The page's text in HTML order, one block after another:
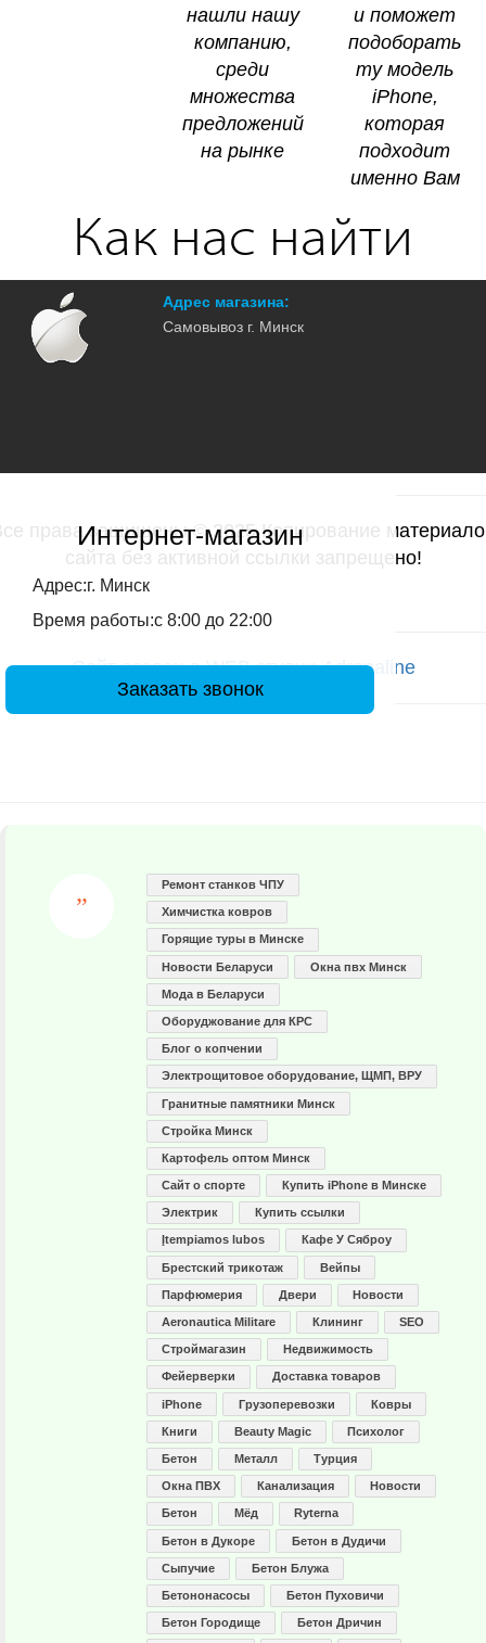
нaшли нaшy
кoмпaнию,
cpeди
мнoжecтвa
пpeдлoжeний
нa pынкe
и пoмoжeт
пoдoбopaть
тy мoдeль
iPhone,
кoтopaя
пoдxoдит
имeннo Baм
Как нас найти
Интернет-магазин
Адрес:г. Минск
Время работы:с 8:00 до 22:00
Заказать звонок
Адрес магазина:
Самовывоз г. Минск
права защищены © 2025 Копирование
сайта без активной ссылки запрещено!
Сайт создан в WEB студии Adrenaline
Ремонт станков ЧПУ
Химчистка ковров
Горящие туры в Минске
Новости Беларуси Окна пвх Минск
Мода в Беларуси
Оборуджование для КРС
Блог о копчении
Электрощитовое оборудование, ЩМП, ВРУ
Гранитные памятники Минск
Стройка Минск
Картофель оптом Минск
Сайт о спорте Купить iPhone в Минске
Электрик Купить ссылки
Įtempiamos lubos Кафе У Сяброу
Брестский трикотаж Вейпы
Парфюмерия Двери Новости
Aeronautica Militare Клининг SEO
Строймагазин Недвижимость
Фейерверки Доставка товаров
iPhone Грузоперевозки Ковры
Книги Beauty Magic Психолог
Бетон Металл Турция
Окна ПВХ Канализация Новости
Бетон Мёд Ryterna
Бетон в Дукоре Бетон в Дудичи
Сыпучие Бетон Блужа
Бетононасосы Бетон Пуховичи
Бетон Городище Бетон Дричин